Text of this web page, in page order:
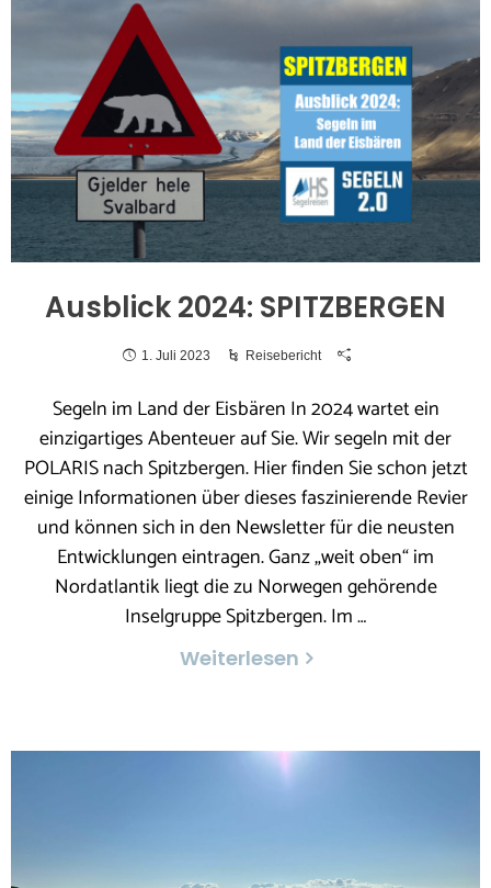
Ausblick 2024: SPITZBERGEN
1. Juli 2023 Reisebericht
Segeln im Land der Eisbären In 2024 wartet ein
einzigartiges Abenteuer auf Sie. Wir segeln mit der
POLARIS nach Spitzbergen. Hier finden Sie schon jetzt
einige Informationen über dieses faszinierende Revier
und können sich in den Newsletter für die neusten
Entwicklungen eintragen. Ganz „weit oben“ im
Nordatlantik liegt die zu Norwegen gehörende
Inselgruppe Spitzbergen. Im …
Weiterlesen